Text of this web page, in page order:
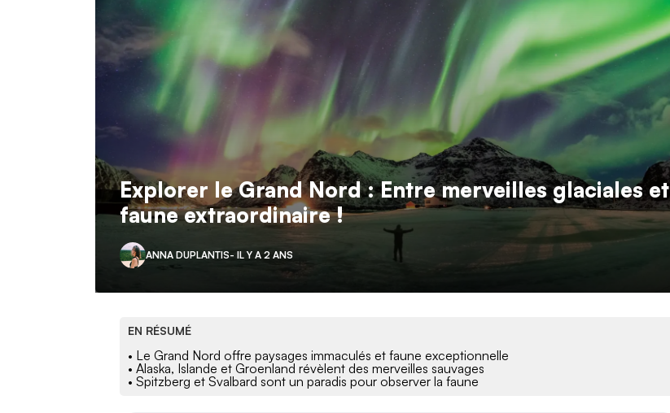
Explorer le Grand Nord : Entre merveilles glaciales et
faune extraordinaire !
ANNA DUPLANTIS- IL Y A 2 ANS
EN RÉSUMÉ
• Le Grand Nord offre paysages immaculés et faune exceptionnelle
• Alaska, Islande et Groenland révèlent des merveilles sauvages
• Spitzberg et Svalbard sont un paradis pour observer la faune